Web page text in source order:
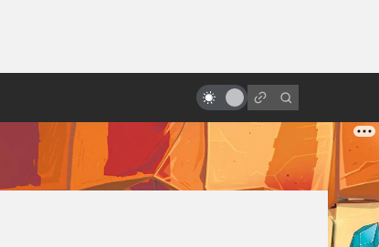
и черновики сценария